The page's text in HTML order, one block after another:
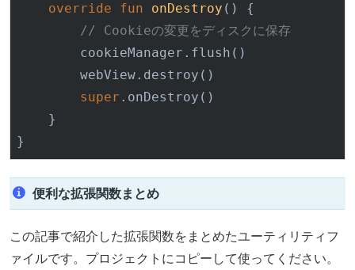
override fun onDestroy ()
{
// Cookieの変更をディスクに保存
        cookieManager.flush()
        webView.destroy()
super .onDestroy()
    }
便利な拡張関数まとめ
この記事で紹介した拡張関数をまとめたユーティリティフ
ァイルです。プロジェクトにコピーして使ってください。